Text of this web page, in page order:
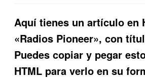
Aquí tienes un artículo en
«Radios Pioneer», con
Puedes copiar y pegar
HTML para verlo en su